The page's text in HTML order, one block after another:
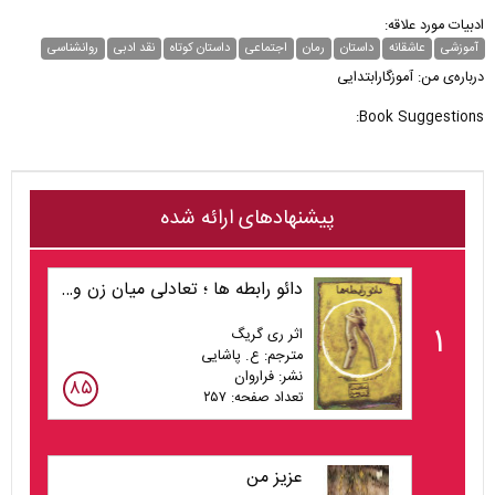
ادبیات مورد علاقه:
آموزشی عاشقانه داستان رمان اجتماعی داستان کوتاه نقد ادبی روانشناسی
درباره‌ی من: آموزگارابتدایی
Book Suggestions:
پیشنهادهای ارائه شده
۱
دائو رابطه ها ؛ تعادلی میان زن و مرد
اثر ری گریگ
مترجم: ع. پاشایی
نشر: فراروان
تعداد صفحه: ۲۵۷
۸۵
عزیز من